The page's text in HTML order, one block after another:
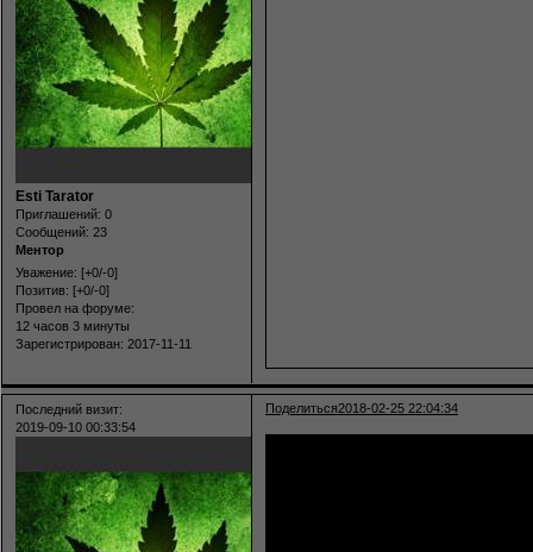
Esti Tarator
Приглашений: 0
Сообщений: 23
Ментор
Уважение: [+0/-0]
Позитив: [+0/-0]
Провел на форуме:
12 часов 3 минуты
Зарегистрирован: 2017-11-11
Поделиться2018-02-25 22:04:34
Последний визит:
2019-09-10 00:33:54